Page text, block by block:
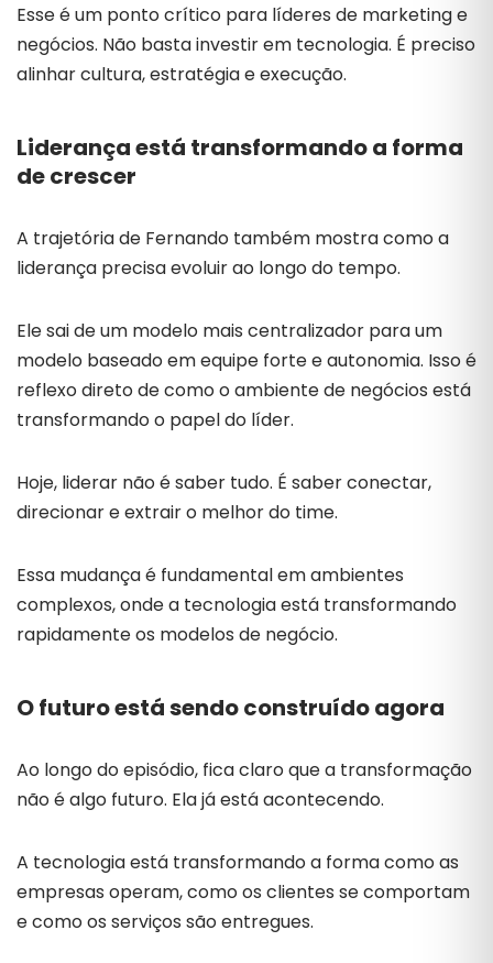
Esse é um ponto crítico para líderes de marketing e
negócios. Não basta investir em tecnologia. É preciso
alinhar cultura, estratégia e execução.
Liderança está transformando a forma
de crescer
A trajetória de Fernando também mostra como a
liderança precisa evoluir ao longo do tempo.
Ele sai de um modelo mais centralizador para um
modelo baseado em equipe forte e autonomia. Isso é
reflexo direto de como o ambiente de negócios está
transformando o papel do líder.
Hoje, liderar não é saber tudo. É saber conectar,
direcionar e extrair o melhor do time.
Essa mudança é fundamental em ambientes
complexos, onde a tecnologia está transformando
rapidamente os modelos de negócio.
O futuro está sendo construído agora
Ao longo do episódio, fica claro que a transformação
não é algo futuro. Ela já está acontecendo.
A tecnologia está transformando a forma como as
empresas operam, como os clientes se comportam
e como os serviços são entregues.